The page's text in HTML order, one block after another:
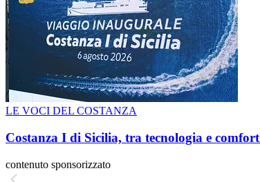
LE VOCI DEL COSTANZA
Costanza I di Sicilia, tra tecnologia e
contenuto sponsorizzato